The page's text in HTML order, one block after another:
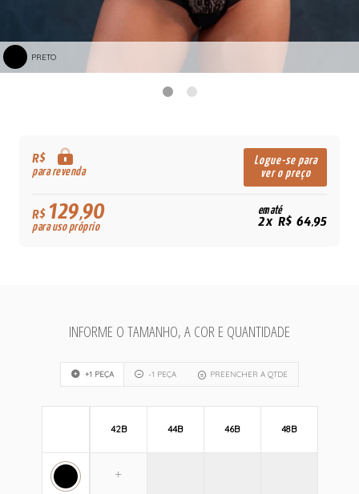
PRETO
R$
para revenda
Logue-se para
ver o preço
R$129,90
para uso próprio
em até
2x R$ 64,95
INFORME O TAMANHO, A COR E QUANTIDADE
+1 PEÇA -1 PEÇA PREENCHER A QTDE
42B 44B 46B 48B